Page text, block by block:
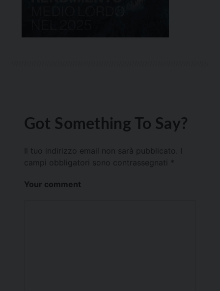
Got Something To Say?
Il tuo indirizzo email non sarà pubblicato.
campi obbligatori sono contrassegnati *
Your comment